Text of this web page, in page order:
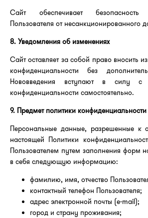
Сайт обеспечивает
Пользователя от несанкционированного
8. Уведомления об изменениях
Сайт оставляет за собой право вносить
конфиденциальности без
Нововведения вступают в силу с
конфиденциальности самостоятельно.
9. Предмет политики конфиденциальности
Персональные данные, разрешенные к
настоящей Политики
Пользователем путем заполнения форм
в себя следующую информацию:
фамилию, имя, отчество
контактный телефон Пользователя;
адрес электронной почты (e-mail);
город и страну проживания;